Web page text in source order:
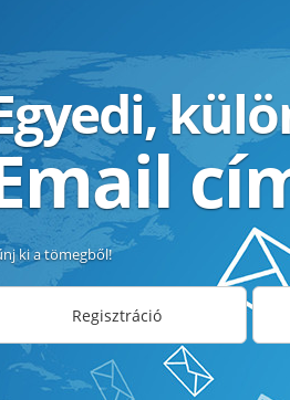
ki a tömegből!
Regisztráció